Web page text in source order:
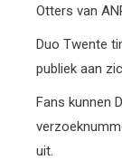
Otters van
Duo Twente
publiek aan
Fans kunnen
uit.